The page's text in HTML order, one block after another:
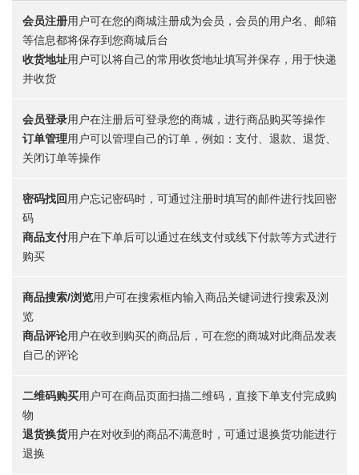
会员注册用户可在您的商城注册成为会员，会员的用户名、邮箱
等信息都将保存到您商城后台
收货地址用户可以将自己的常用收货地址填写并保存，用于快递
并收货
会员登录用户在注册后可登录您的商城，进行商品购买等操作
订单管理用户可以管理自己的订单，例如：支付、退款、退货、
关闭订单等操作
密码找回用户忘记密码时，可通过注册时填写的邮件进行找回密
码
商品支付用户在下单后可以通过在线支付或线下付款等方式进行
购买
商品搜索/浏览用户可在搜索框内输入商品关键词进行搜索及浏
览
商品评论用户在收到购买的商品后，可在您的商城对此商品发表
自己的评论
二维码购买用户可在商品页面扫描二维码，直接下单支付完成购
物
退货换货用户在对收到的商品不满意时，可通过退换货功能进行
退换